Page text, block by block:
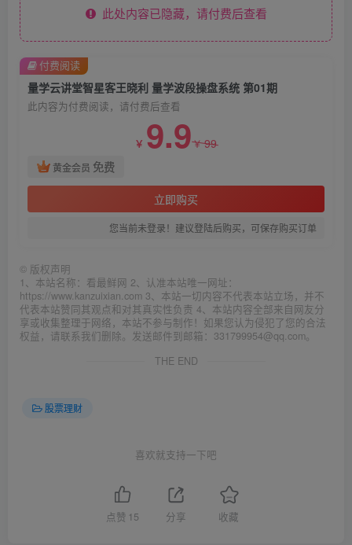
此处内容已隐藏，请付费后查看
量学云讲堂智星客王晓利 量学波段操盘系统 第01期
此内容为付费阅读，请付费后查看
￥ 9.9￥99
黄金会员 免费
立即购买
您当前未登录！建议登陆后购买，可保存购买订单
付费阅读
© 版权声明
1、本站名称：看最鲜网 2、认准本站唯一网址：
https://www.kanzuixian.com 3、本站一切内容不代表本站立场，并不
代表本站赞同其观点和对其真实性负责 4、本站内容全部来自网友分
享或收集整理于网络，本站不参与制作！如果您认为侵犯了您的合法
权益，请联系我们删除。发送邮件到邮箱：331799954@qq.com。
THE END
股票理财
喜欢就支持一下吧
点赞 15 分享 收藏